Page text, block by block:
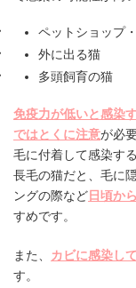
ペットショップ
外に出る猫
多頭飼育の猫
免疫力が低いと感染
ではとくに注意が必
毛に付着して感染す
長毛の猫だと、毛に
ングの際など 日頃か
すめです。
また、 カビに感染し
す。